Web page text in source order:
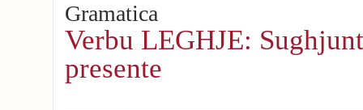
Gramatica
Verbu LEGHJE:
presente